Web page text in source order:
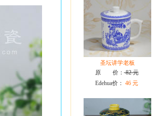
圣坛讲学老板
原 价：82 元
Edehua价： 46 元